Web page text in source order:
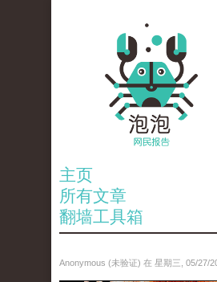
主页
所有文章
翻墙工具箱
Anonymous (未验证) 在 星期三, 05/27/